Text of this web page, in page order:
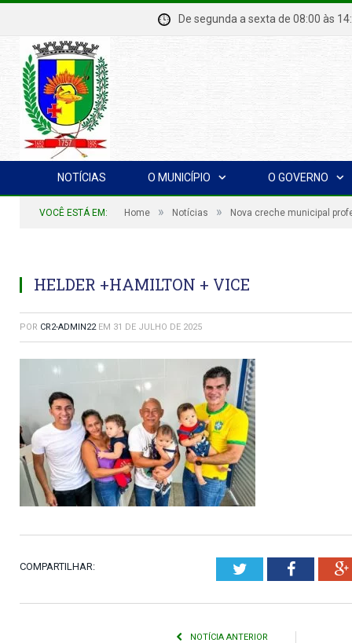
De segunda a sexta de 08:00
NOTÍCIAS O MUNICÍPIO O GOVERNO
VOCÊ ESTÁ EM: Home » Notícias » Nova creche municipal
HELDER +HAMILTON + VICE
POR CR2-ADMIN22 EM 31 DE JULHO DE 2025
COMPARTILHAR: Twitter
NOTÍCIA ANTERIOR